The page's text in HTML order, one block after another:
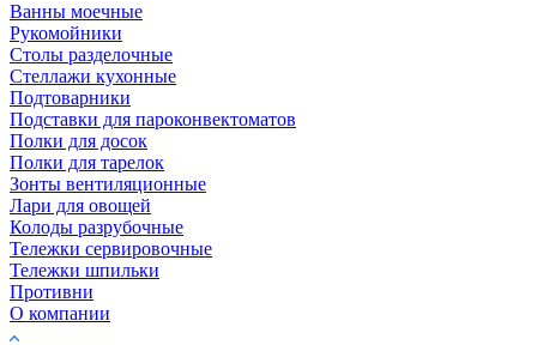
Ванны моечные
Рукомойники
Столы разделочные
Стеллажи кухонные
Подтоварники
Подставки для пароконвектоматов
Полки для досок
Полки для тарелок
Зонты вентиляционные
Лари для овощей
Колоды разрубочные
Тележки сервировочные
Тележки шпильки
Противни
О компании